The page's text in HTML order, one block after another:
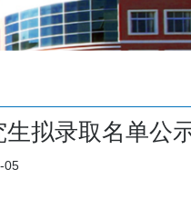
拟录取名单公
05